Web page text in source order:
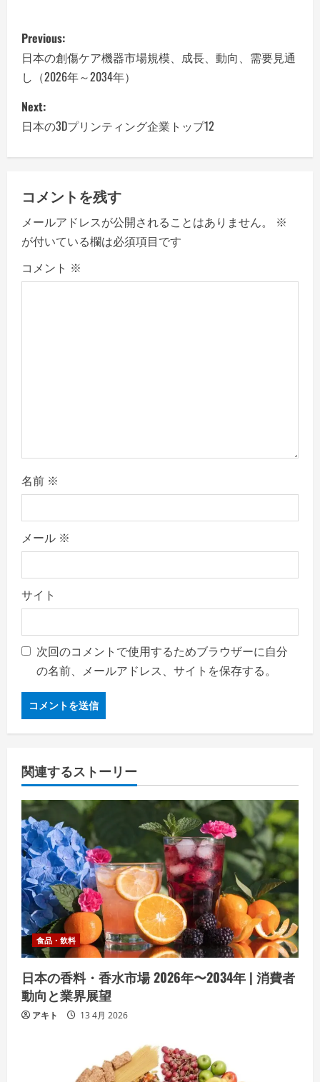
P
o
s
t
n
v
i
g
Previous:
日本の創傷ケア機器市場規模、成長、動向、需要見通
し（2026年～2034年）
Next:
日本の3Dプリンティング企業トップ12
コメントを残す
メールアドレスが公開されることはありません。
※
が付いている欄は必須項目です
コメント ※
名前 ※
メール ※
サイト
次回のコメントで使用するためブラウザーに自分
の名前、メールアドレス、サイトを保存する。
関連するストーリー
食品・飲料
日本の香料・香水市場 2026年〜2034年 | 消費者
動向と業界展望
アキト 13 4月 2026